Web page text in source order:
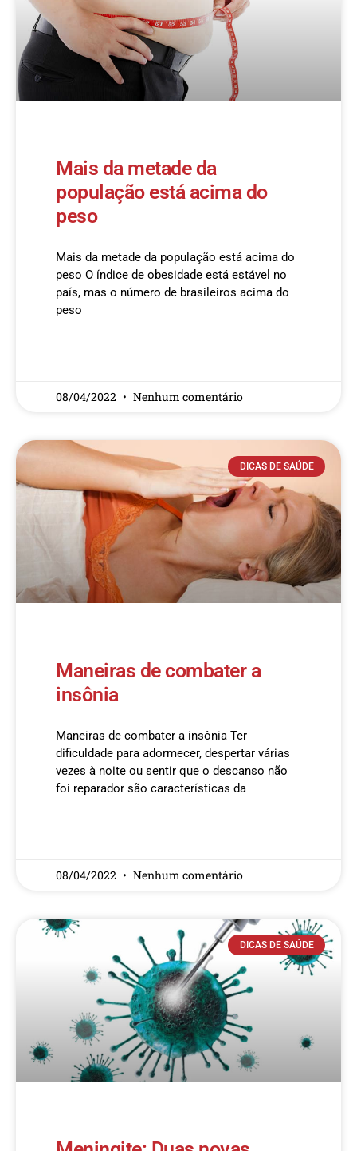
Mais da metade da
população está acima do
peso
Mais da metade da população está acima do
peso O índice de obesidade está estável no
país, mas o número de brasileiros acima do
peso
08/04/2022 Nenhum comentário
DICAS DE SAÚDE
Maneiras de combater a
insônia
Maneiras de combater a insônia Ter
dificuldade para adormecer, despertar várias
vezes à noite ou sentir que o descanso não
foi reparador são características da
08/04/2022 Nenhum comentário
DICAS DE SAÚDE